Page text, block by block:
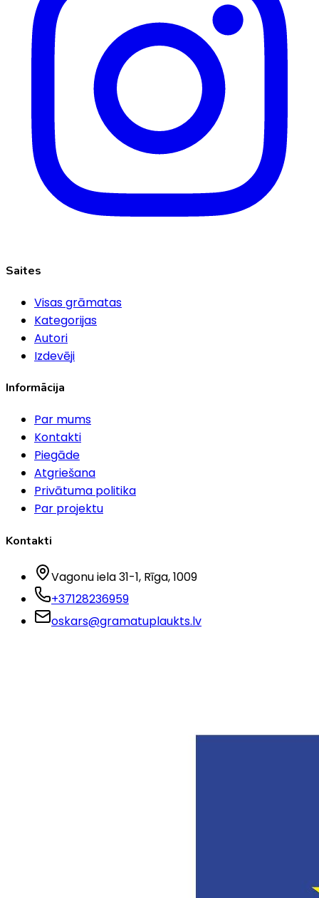
Saites
Visas grāmatas
Kategorijas
Autori
Izdevēji
Informācija
Par mums
Kontakti
Piegāde
Atgriešana
Privātuma politika
Par projektu
Kontakti
Vagonu iela 31-1, Rīga, 1009
+37128236959
oskars@gramatuplaukts.lv